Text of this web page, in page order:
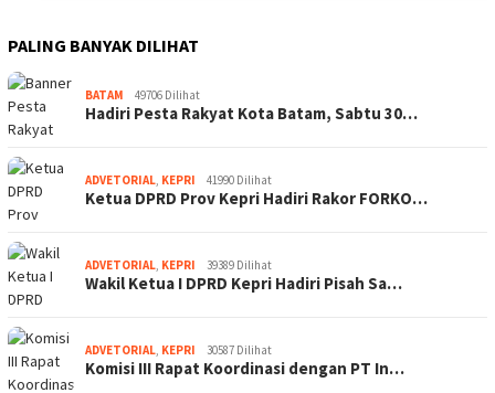
PALING BANYAK DILIHAT
BATAM 49706 Dilihat
Hadiri Pesta Rakyat Kota Batam, Sabtu 30…
ADVETORIAL, KEPRI 41990 Dilihat
Ketua DPRD Prov Kepri Hadiri Rakor FORKO…
ADVETORIAL, KEPRI 39389 Dilihat
Wakil Ketua I DPRD Kepri Hadiri Pisah Sa…
ADVETORIAL, KEPRI 30587 Dilihat
Komisi III Rapat Koordinasi dengan PT In…